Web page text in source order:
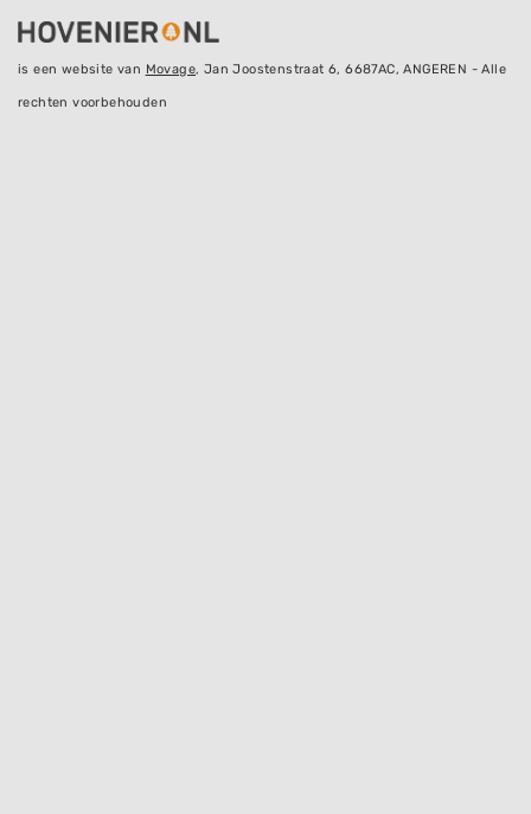
is een website van Movage, Jan Joostenstraat 6, 6687AC, ANGEREN - Alle
rechten voorbehouden